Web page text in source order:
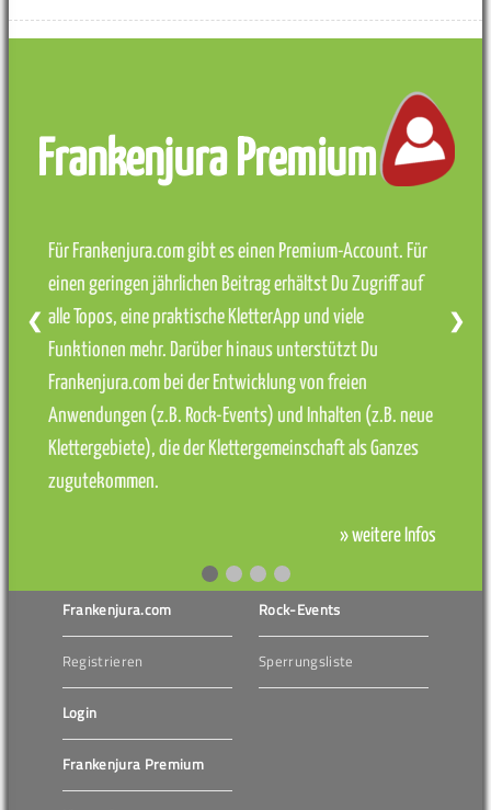
Frankenjura Premium
Für Frankenjura.com gibt es einen Premium-Account. Für
einen geringen jährlichen Beitrag erhältst Du Zugriff auf
alle Topos, eine praktische KletterApp und viele
Funktionen mehr. Darüber hinaus unterstützt Du
Frankenjura.com bei der Entwicklung von freien
Anwendungen (z.B. Rock-Events) und Inhalten (z.B. neue
Klettergebiete), die der Klettergemeinschaft als Ganzes
zugutekommen.
» weitere Infos
❮ ❯
Frankenjura.com
Registrieren
Login
Frankenjura Premium
Rock-Events
Sperrungsliste